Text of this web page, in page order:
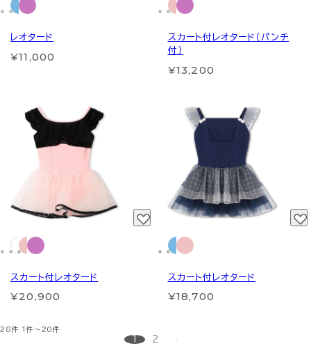
レオタード
¥11,000
スカート付レオタード（パンチ
付）
¥13,200
スカート付レオタード
¥20,900
スカート付レオタード
¥18,700
28件 1件～20件
1 2